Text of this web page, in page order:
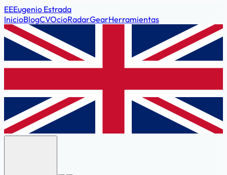
EEEugenio Estrada
InicioBlogCVOcioRadarGearHerramientas